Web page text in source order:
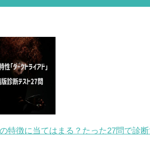
特徴に当てはまる？たった27問で診